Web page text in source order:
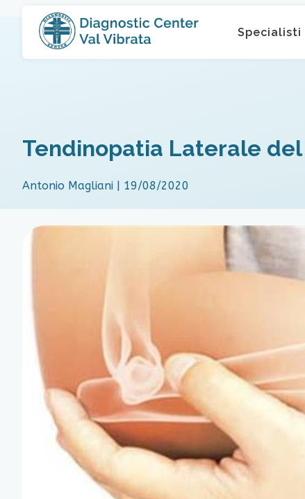
Specialisti
Tendinopatia Laterale
Antonio Magliani | 19/08/2020